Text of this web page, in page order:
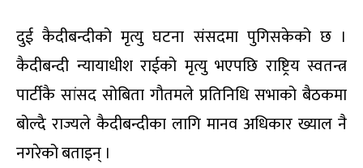
दुई कैदीबन्दीको मृत्यु घटना संसदमा पुगिसकेको छ ।
कैदीबन्दी न्यायाधीश राईको मृत्यु भएपछि राष्ट्रिय स्वतन्त्र
पार्टीकै सांसद सोबिता गौतमले प्रतिनिधि सभाको बैठकमा
बोल्दै राज्यले कैदीबन्दीका लागि मानव अधिकार ख्याल नै
नगरेको बताइन् ।